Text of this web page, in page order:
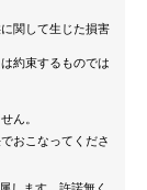
関して生じた損害
約束するものでは
ん。
おこなってくださ